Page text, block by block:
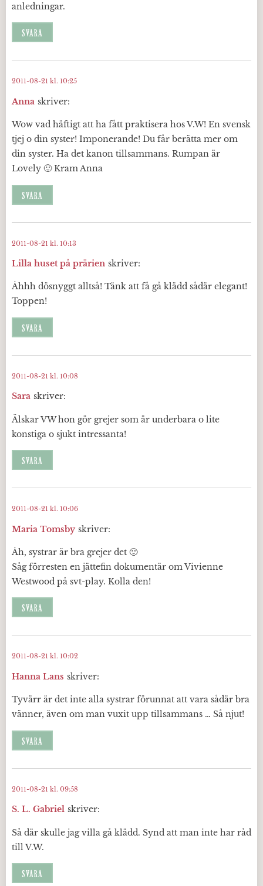
anledningar.
SVARA
Anna skriver:
2011-08-21 kl. 10:25
Wow vad häftigt att ha fått praktisera hos V.W! En svensk
tjej o din syster! Imponerande! Du får berätta mer om
din syster. Ha det kanon tillsammans. Rumpan är
Lovely 🙂 Kram Anna
SVARA
Lilla huset på prärien skriver:
2011-08-21 kl. 10:13
Åhhh dösnyggt alltså! Tänk att få gå klädd sådär elegant!
Toppen!
SVARA
Sara skriver:
2011-08-21 kl. 10:08
Älskar VW hon gör grejer som är underbara o lite
konstiga o sjukt intressanta!
SVARA
Maria Tomsby skriver:
2011-08-21 kl. 10:06
Åh, systrar är bra grejer det 🙂
Såg förresten en jättefin dokumentär om Vivienne
Westwood på svt-play. Kolla den!
SVARA
Hanna Lans skriver:
2011-08-21 kl. 10:02
Tyvärr är det inte alla systrar förunnat att vara sådär bra
vänner, även om man vuxit upp tillsammans … Så njut!
SVARA
S. L. Gabriel skriver:
2011-08-21 kl. 09:58
Så där skulle jag villa gå klädd. Synd att man inte har råd
till V.W.
SVARA